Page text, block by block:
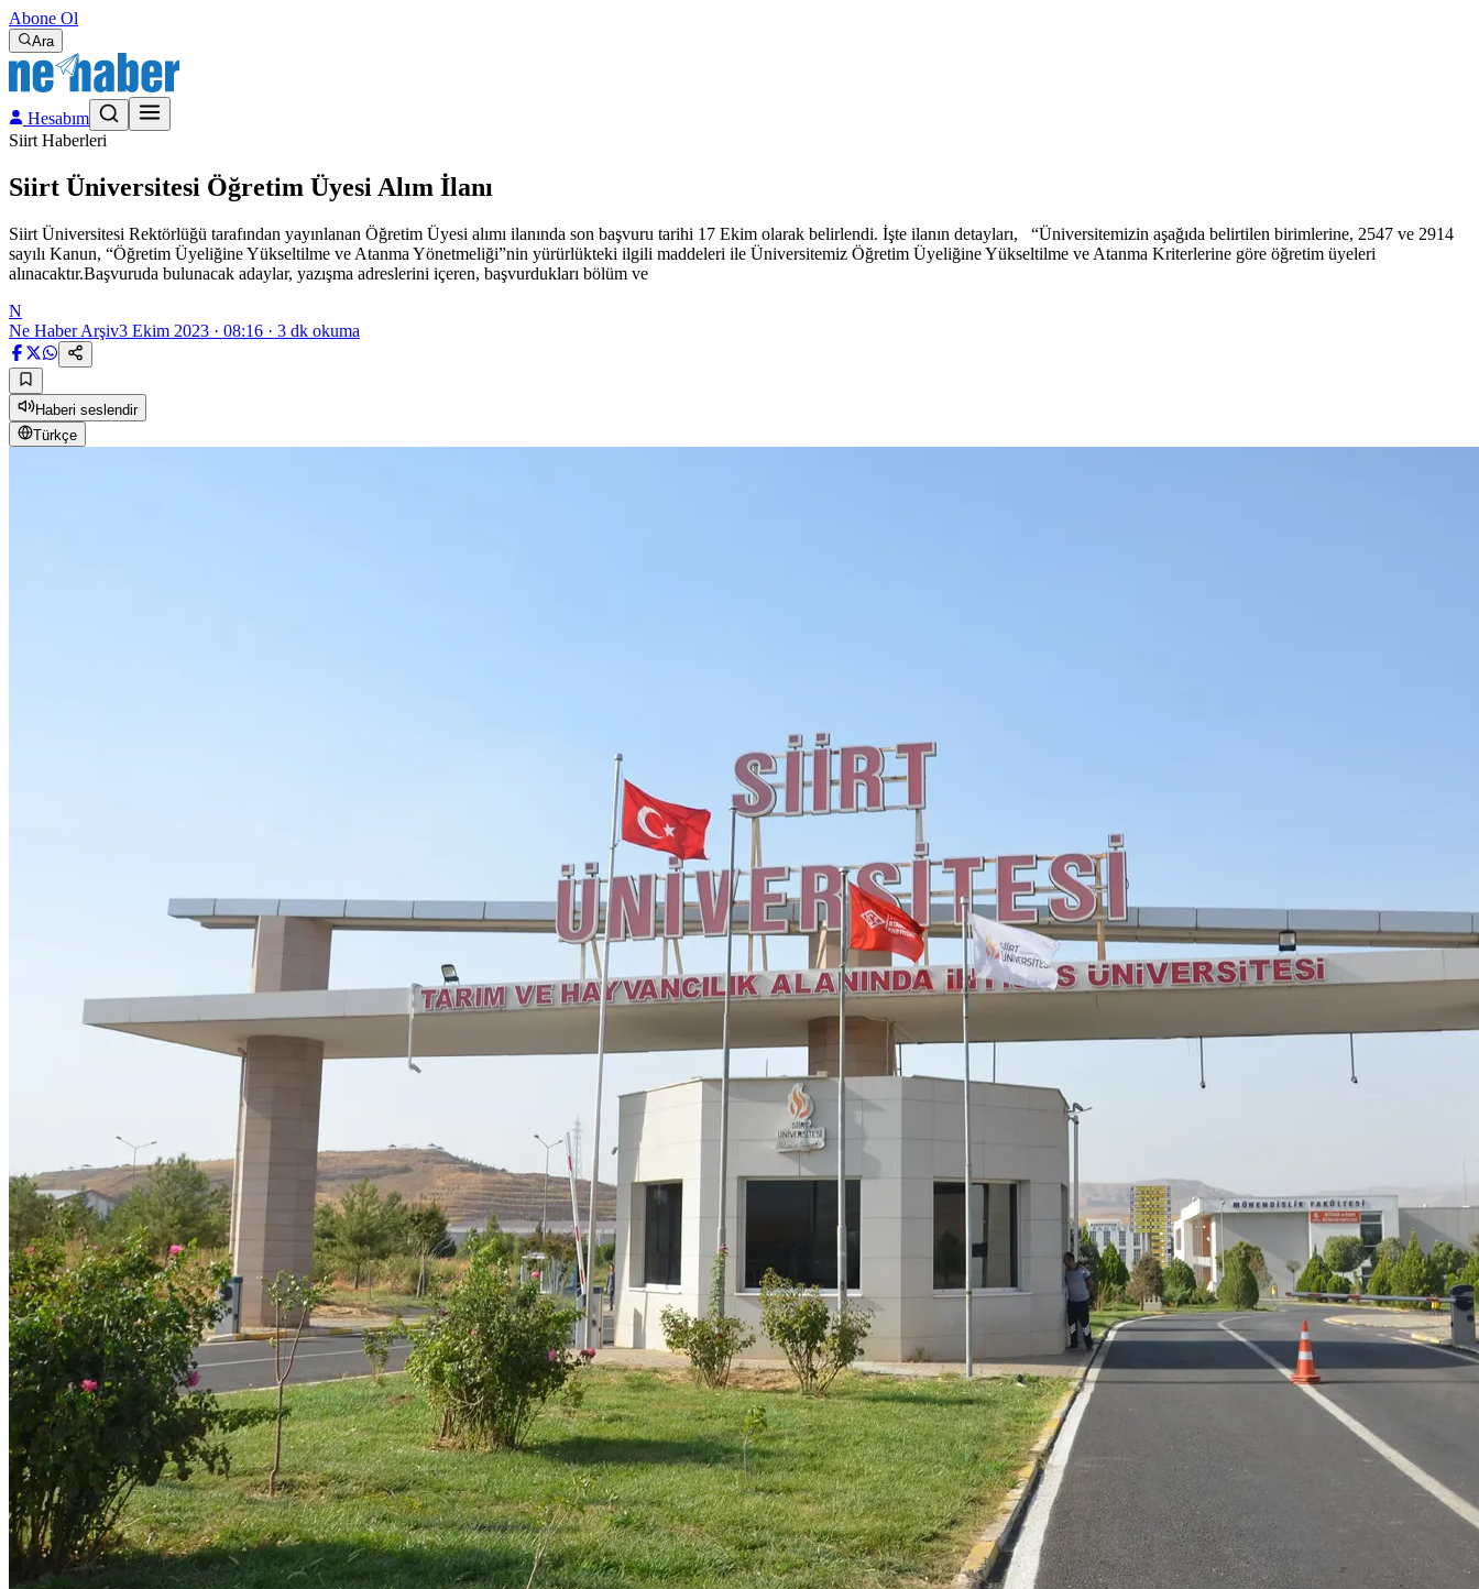
Abone Ol
Ara
Hesabım
Siirt Haberleri
Siirt Üniversitesi Öğretim Üyesi Alım İlanı
Siirt Üniversitesi Rektörlüğü tarafından yayınlanan Öğretim Üyesi alımı ilanında son başvuru tarihi 17 Ekim olarak belirlendi. İşte ilanın detayları, “Üniversitemizin aşağıda belirtilen birimlerine, 2547 ve 2914
sayılı Kanun, “Öğretim Üyeliğine Yükseltilme ve Atanma Yönetmeliği”nin yürürlükteki ilgili maddeleri ile Üniversitemiz Öğretim Üyeliğine Yükseltilme ve Atanma Kriterlerine göre öğretim üyeleri
alınacaktır.Başvuruda bulunacak adaylar, yazışma adreslerini içeren, başvurdukları bölüm ve
N
Ne Haber Arşiv3 Ekim 2023 · 08:16 · 3 dk okuma
Haberi seslendir
Türkçe